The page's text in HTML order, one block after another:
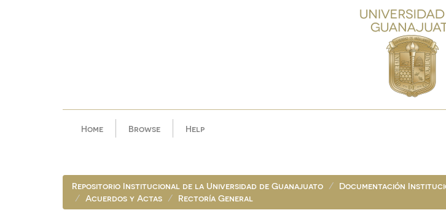
Home Browse Help
Repositorio Institucional de la Universidad de Guanajuato Documentación
Acuerdos y Actas
Rectoría General